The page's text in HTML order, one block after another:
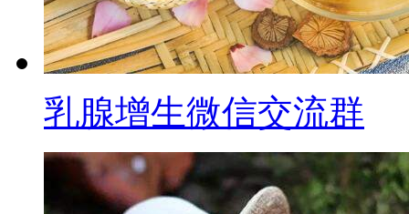
乳腺增生微信交流群